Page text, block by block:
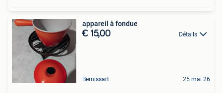
appareil à fondue
€ 15,00 Détails
Bernissart 25 mai 26